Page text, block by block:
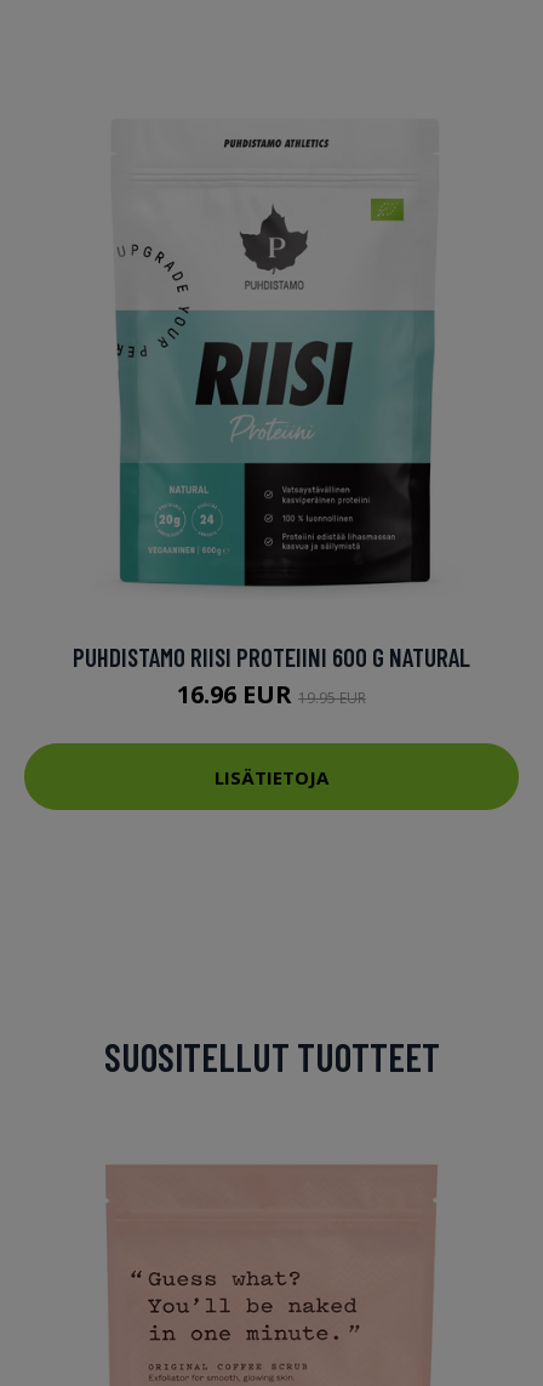
PUHDISTAMO RIISI PROTEIINI 600 G NATURAL
16.96 EUR 19.95 EUR
LISÄTIETOJA
SUOSITELLUT TUOTTEET